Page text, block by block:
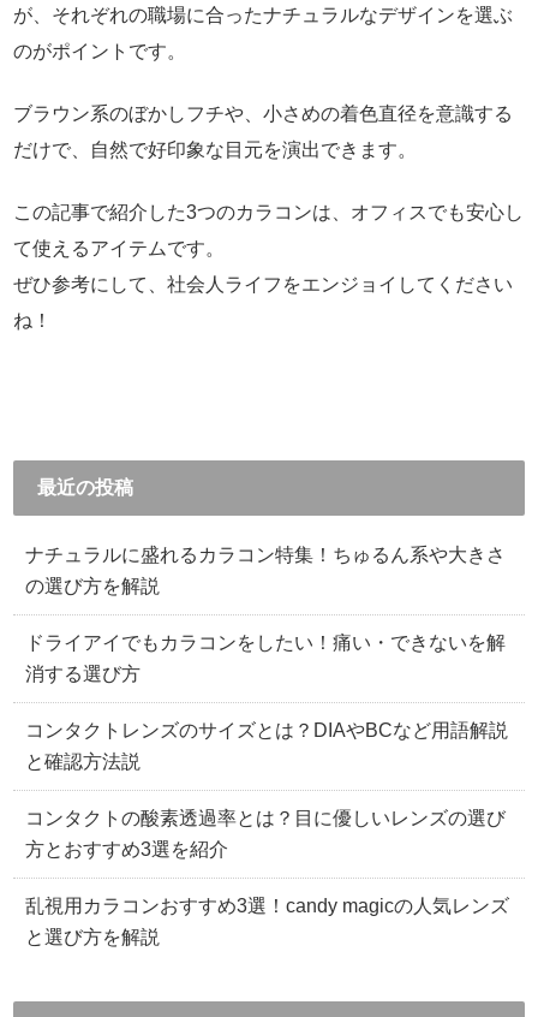
が、それぞれの職場に合ったナチュラルなデザインを選ぶ
のがポイントです。
ブラウン系のぼかしフチや、小さめの着色直径を意識する
だけで、自然で好印象な目元を演出できます。
この記事で紹介した3つのカラコンは、オフィスでも安心し
て使えるアイテムです。
ぜひ参考にして、社会人ライフをエンジョイしてください
ね！
最近の投稿
ナチュラルに盛れるカラコン特集！ちゅるん系や大きさ
の選び方を解説
ドライアイでもカラコンをしたい！痛い・できないを解
消する選び方
コンタクトレンズのサイズとは？DIAやBCなど用語解説
と確認方法説
コンタクトの酸素透過率とは？目に優しいレンズの選び
方とおすすめ3選を紹介
乱視用カラコンおすすめ3選！candy magicの人気レンズ
と選び方を解説